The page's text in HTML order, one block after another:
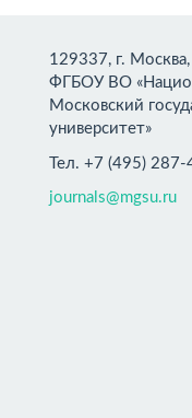
129337, г.
ФГБОУ ВО
Московский
университет»
Тел. +7 (495)
journals@mgsu.ru